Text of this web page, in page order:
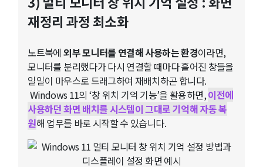
재정리 과정 최소화
노트북에외부 모니터를 연결해 사용하는 환경이라면,
모니터를 분리했다가 다시 연결할 때마다 흩어진 창들을
일일이 마우스로 드래그하여 재배치하곤 합니다.
Windows 11의 ‘창 위치 기억 기능’을 활용하면,이전에
사용하던 화면 배치를 시스템이 그대로 기억해 자동 복
원해 업무를 바로 시작할 수 있습니다.